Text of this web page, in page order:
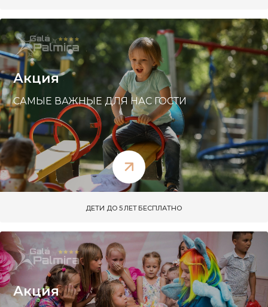
Акция
САМЫЕ ВАЖНЫЕ ДЛЯ НАС ГОСТИ
ДЕТИ ДО 5 ЛЕТ БЕСПЛАТНО
Акция